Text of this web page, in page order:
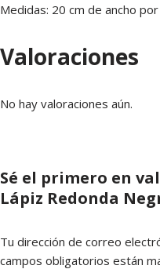
Medidas: 20 cm de ancho
Valoraciones
No hay valoraciones aún.
Sé el primero en
Lápiz Redonda
Tu dirección de correo
campos obligatorios están